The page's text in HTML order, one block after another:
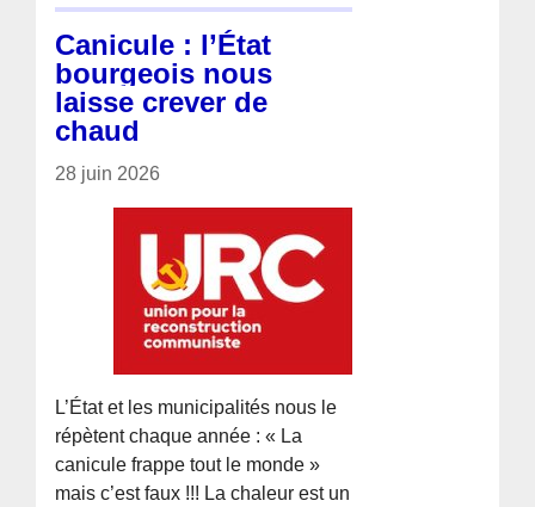
Canicule : l’État
bourgeois nous
laisse crever de
chaud
28 juin 2026
L’État et les municipalités nous le
répètent chaque année : « La
canicule frappe tout le monde »
mais c’est faux !!! La chaleur est un